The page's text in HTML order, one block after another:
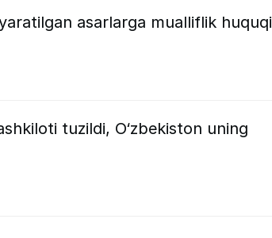
asarlarga mualliflik huquqi
tuzildi, O‘zbekiston uning